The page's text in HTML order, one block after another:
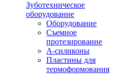
Зуботехническое
оборудование
Оборудование
Съемное
протезирование
А-силиконы
Пластины для
термоформования